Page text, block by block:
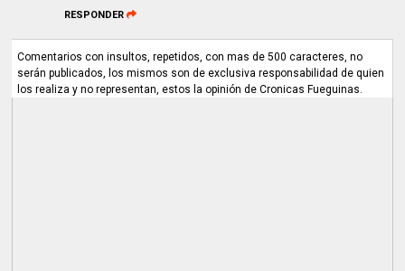
RESPONDER
Comentarios con insultos, repetidos, con mas de 500 caracteres, no
serán publicados, los mismos son de exclusiva responsabilidad de quien
los realiza y no representan, estos la opinión de Cronicas Fueguinas.